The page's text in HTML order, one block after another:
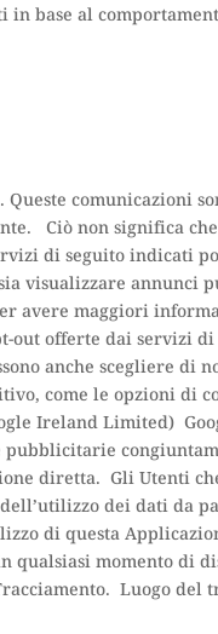
base al
comunicazioni
Ciò non significa
di seguito indicati
visualizzare annunci
avere maggiori
offerte dai servizi di
anche scegliere di
come le opzioni di
Ireland Limited)
diretta. Gli Utenti
dei dati da
di questa
qualsiasi momento di
Luogo del